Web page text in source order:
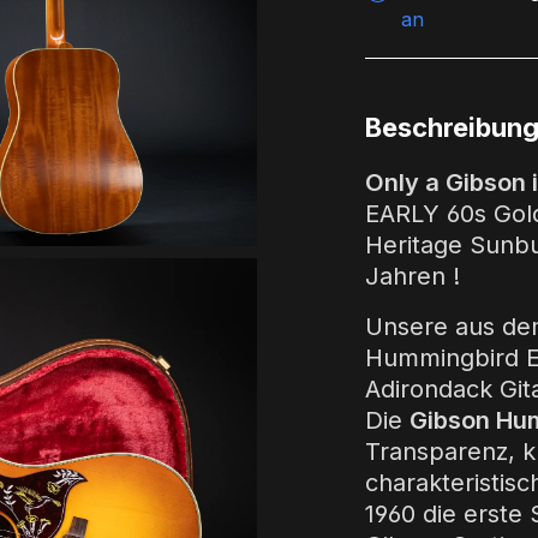
an
Beschreibung
Only a
EARLY 60s
Heritage
Jahren !
Unsere aus
Hummingbird
Adirondack
Die Gibson
Transparenz,
1960 die erste